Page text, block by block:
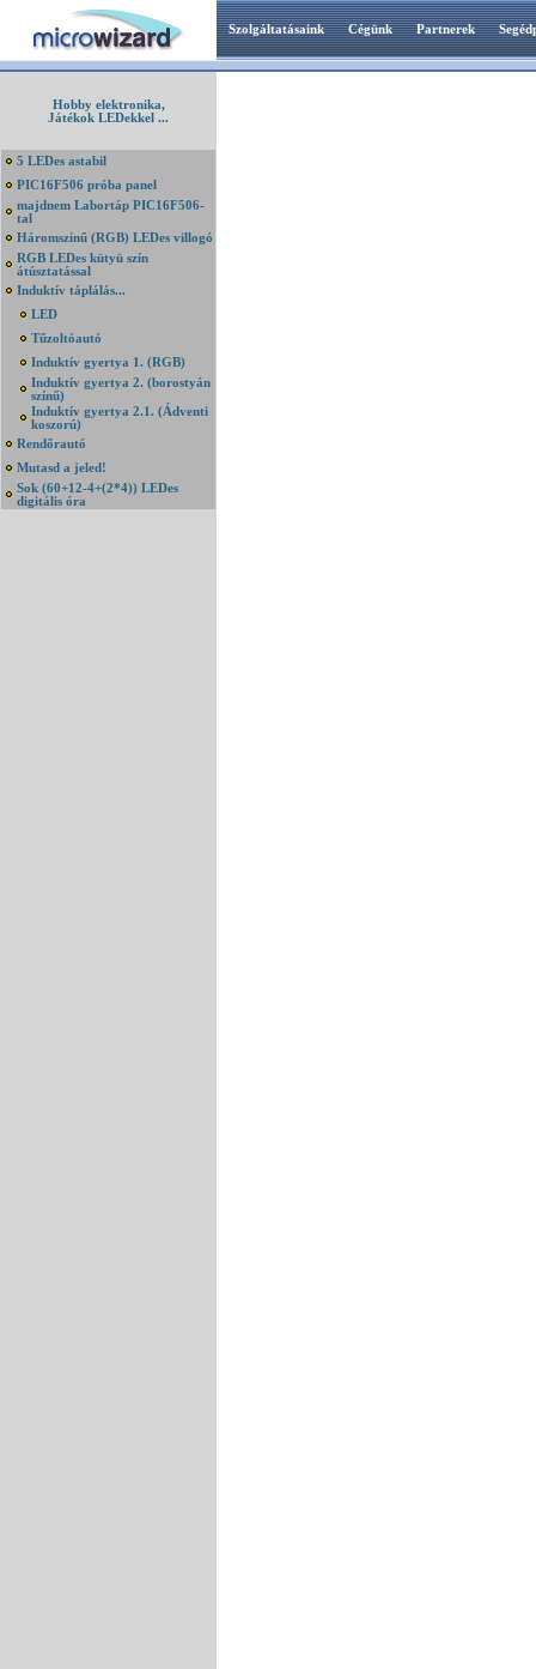
Szolgáltatásaink Cégünk Partnerek
Hobby elektronika,
Játékok LEDekkel ...
5 LEDes astabil
PIC16F506 próba panel
majdnem Labortáp PIC16F506-
tal
Háromszínű (RGB) LEDes villogó
RGB LEDes kütyü szín
átúsztatással
Induktív táplálás...
LED
Tűzoltóautó
Induktív gyertya 1. (RGB)
Induktív gyertya 2. (borostyán
színű)
Induktív gyertya 2.1. (Ádventi
koszorú)
Rendőrautó
Mutasd a jeled!
Sok (60+12-4+(2*4)) LEDes
digitális óra